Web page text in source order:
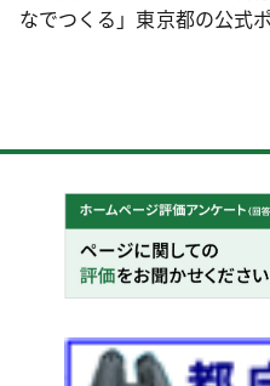
なでつくる」東京都の公式